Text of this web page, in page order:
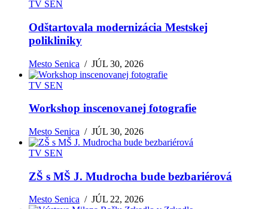
TV SEN
Odštartovala modernizácia Mestskej
polikliniky
Mesto Senica /JÚL 30, 2026
TV SEN
Workshop inscenovanej fotografie
Mesto Senica /JÚL 30, 2026
TV SEN
ZŠ s MŠ J. Mudrocha bude bezbariérová
Mesto Senica /JÚL 22, 2026